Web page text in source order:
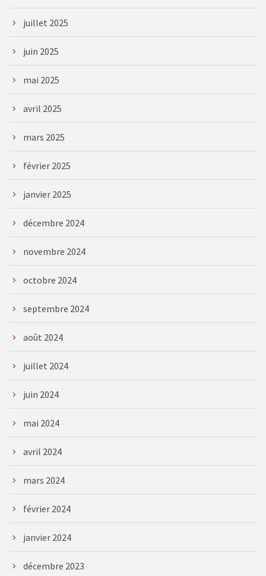
juillet 2025
juin 2025
mai 2025
avril 2025
mars 2025
février 2025
janvier 2025
décembre 2024
novembre 2024
octobre 2024
septembre 2024
août 2024
juillet 2024
juin 2024
mai 2024
avril 2024
mars 2024
février 2024
janvier 2024
décembre 2023